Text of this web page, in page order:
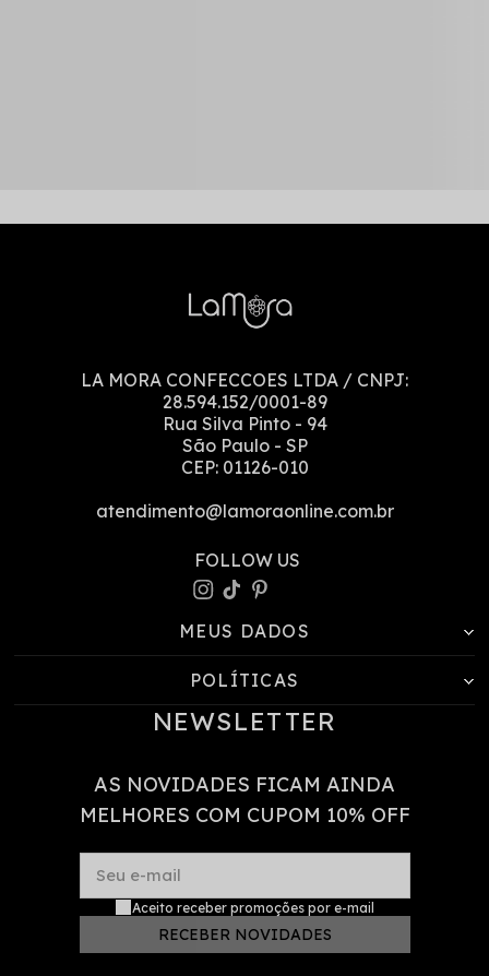
LA MORA CONFECCOES LTDA / CNPJ:
28.594.152/0001-89
Rua Silva Pinto - 94
São Paulo - SP
CEP: 01126-010
atendimento@lamoraonline.com.br
MEUS DADOS
POLÍTICAS
NEWSLETTER
AS NOVIDADES FICAM AINDA
MELHORES COM CUPOM 10% OFF
Seu e-mail
RECEBER NOVIDADES
Aceito receber promoções por e-mail